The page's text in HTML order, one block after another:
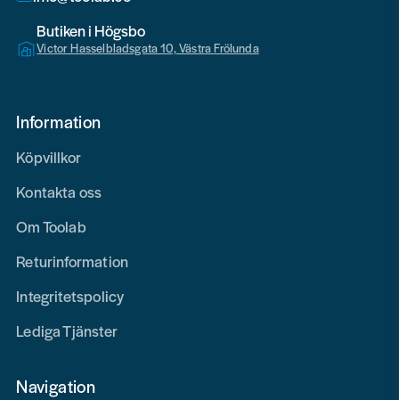
Butiken i Högsbo
Victor Hasselbladsgata 10, Västra Frölunda
Information
Köpvillkor
Kontakta oss
Om Toolab
Returinformation
Integritetspolicy
Lediga Tjänster
Navigation